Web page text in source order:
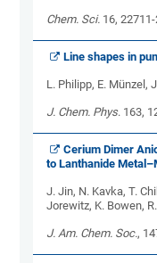
Chem. Sci. 16,
Line shapes in
L. Philipp, E. Münzel,
J. Chem. Phys. 163,
Cerium Dimer
to Lanthanide
J. Jin, N. Kavka, T.
Jorewitz, K. Bowen,
J. Am. Chem. Soc.,